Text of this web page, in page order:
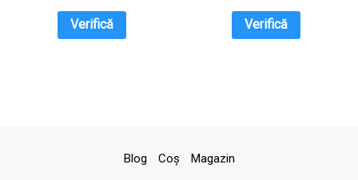
Verifică Verifică
Blog Coş Magazin